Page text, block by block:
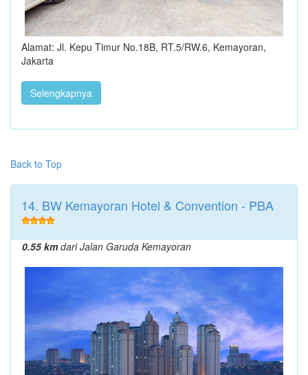
Alamat: Jl. Kepu Timur No.18B, RT.5/RW.6, Kemayoran,
Jakarta
Selengkapnya
Back to Top
14. BW Kemayoran Hotel & Convention - PBA
0.55 kmdari Jalan Garuda Kemayoran